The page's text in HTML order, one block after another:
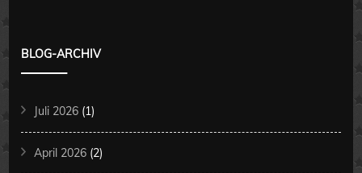
BLOG-ARCHIV
Juli 2026 (1)
April 2026 (2)